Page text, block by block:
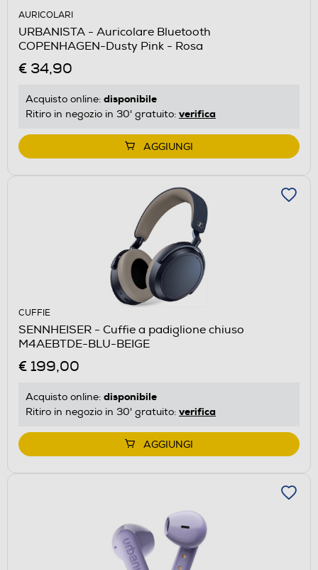
AURICOLARI
URBANISTA - Auricolare Bluetooth
COPENHAGEN-Dusty Pink - Rosa
€ 34,90
Acquisto online: disponibile
Ritiro in negozio in 30' gratuito: verifica
AGGIUNGI
CUFFIE
SENNHEISER - Cuffie a padiglione chiuso
M4AEBTDE-BLU-BEIGE
€ 199,00
Acquisto online: disponibile
Ritiro in negozio in 30' gratuito: verifica
AGGIUNGI